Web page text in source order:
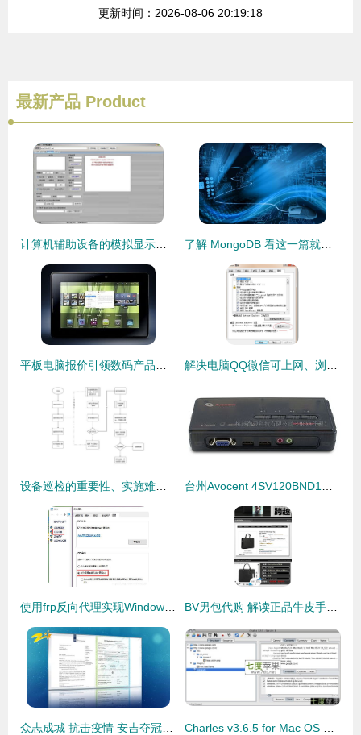
更新时间：2026-08-06 20:19:18
最新产品 Product
计算机辅助设备的模拟显示与代购代销策略——以“范伟打天下”免费版为例 了解 MongoDB 看这一篇就够了 —— 代购代销计算机软硬件及辅助设备
平板电脑报价引领数码产品走势 比iPad2更优的选择是否存在？ 解决电脑QQ微信可上网、浏览器却提示代理服务器连接失败的问题
设备巡检的重要性、实施难点及管理方案——以代购代销计算机软硬件及辅助设备为例 台州Avocent 4SV120BND1代理 一站式KVM切换器与计算机辅助设备解决方案
使用frp反向代理实现Windows远程连接，助力代购代销计算机软硬件及辅助设备业务高效运转 BV男包代购 解读正品牛皮手工编织的商务之选与代购价值
众志成城 抗击疫情 安吉夺冠医疗器械厂的科技抗疫之路 Charles v3.6.5 for Mac OS X 高效的网络调试与反向代理工具